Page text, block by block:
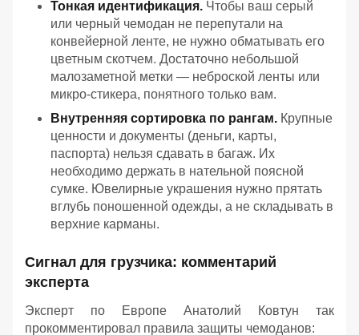
Тонкая идентификация. Чтобы ваш серый
или черный чемодан не перепутали на
конвейерной ленте, не нужно обматывать его
цветным скотчем. Достаточно небольшой
малозаметной метки — неброской ленты или
микро-стикера, понятного только вам.
Внутренняя сортировка по рангам. Крупные
ценности и документы (деньги, карты,
паспорта) нельзя сдавать в багаж. Их
необходимо держать в нательной поясной
сумке. Ювелирные украшения нужно прятать
вглубь поношенной одежды, а не складывать в
верхние карманы.
Сигнал для грузчика: комментарий
эксперта
Эксперт по Европе Анатолий Ковтун так
прокомментировал правила защиты чемоданов: